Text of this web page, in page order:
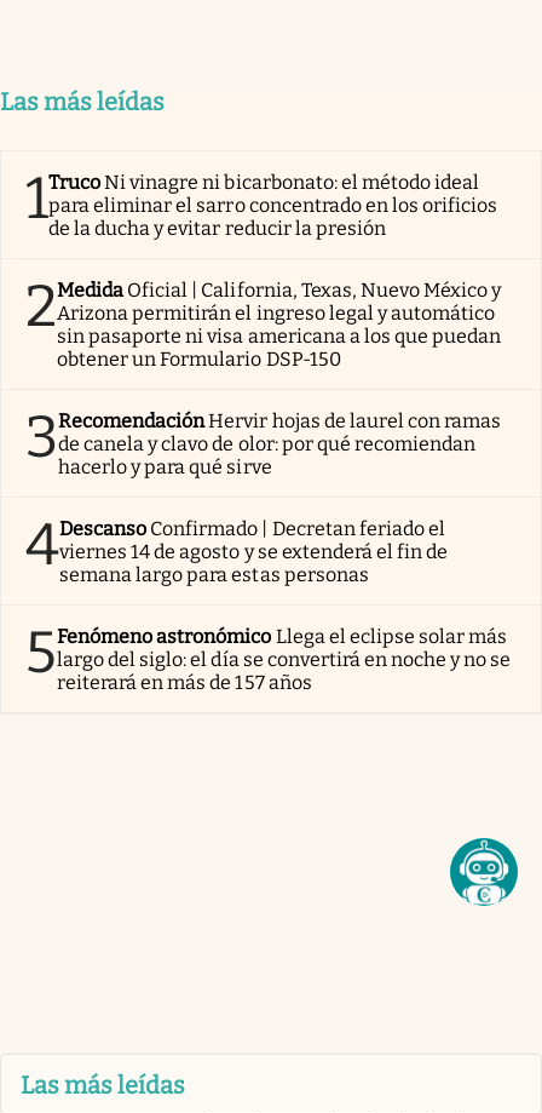
Las más leídas
1TrucoNi vinagre ni bicarbonato: el método ideal
para eliminar el sarro concentrado en los orificios
de la ducha y evitar reducir la presión
2Medida Oficial | California, Texas, Nuevo México y
Arizona permitirán el ingreso legal y automático
sin pasaporte ni visa americana a los que puedan
obtener un Formulario DSP-150
3RecomendaciónHervir hojas de laurel con ramas
de canela y clavo de olor: por qué recomiendan
hacerlo y para qué sirve
4Descanso Confirmado | Decretan feriado el
viernes 14 de agosto y se extenderá el fin de
semana largo para estas personas
5Fenómeno astronómico Llega el eclipse solar más
largo del siglo: el día se convertirá en noche y no se
reiterará en más de 157 años
Las más leídas